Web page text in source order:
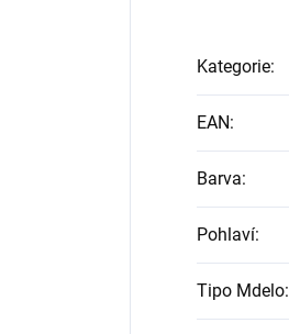
Kategorie:
EAN:
Barva:
Pohlaví:
Tipo Mdelo: